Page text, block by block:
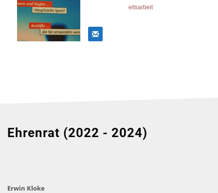
eitsarbeit
Ehrenrat (2022 - 2024)
Erwin Kloke